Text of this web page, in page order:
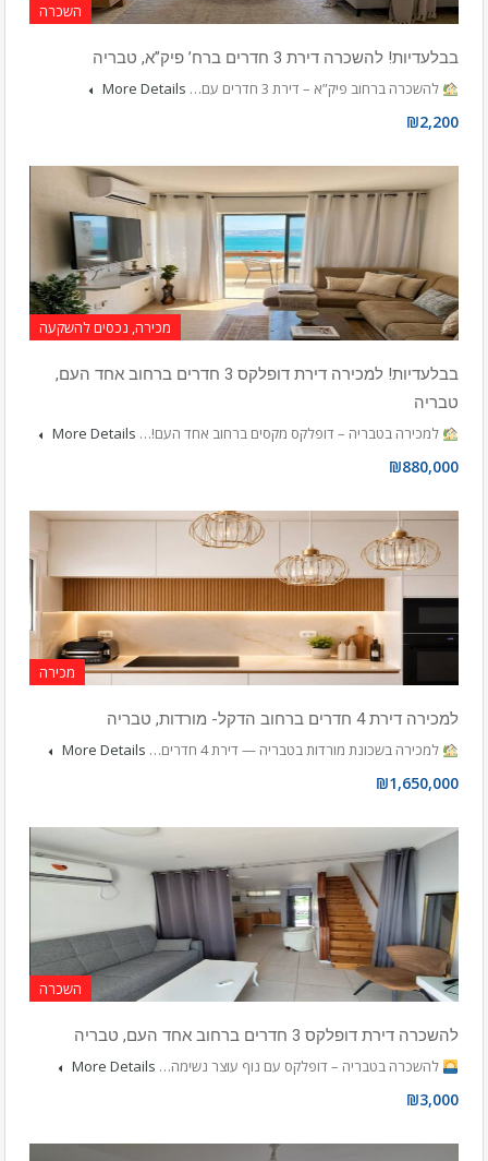
השכרה
בבלעדיות! להשכרה דירת 3 חדרים ברח’ פיק”א, טבריה
להשכרה ברחוב פיק”א – דירת 3 חדרים עם…
More Details
₪2,200
מכירה, נכסים להשקעה
בבלעדיות! למכירה דירת דופלקס 3 חדרים ברחוב אחד העם,
טבריה
למכירה בטבריה – דופלקס מקסים ברחוב אחד העם!… More Details
₪880,000
מכירה
למכירה דירת 4 חדרים ברחוב הדקל- מורדות, טבריה
למכירה בשכונת מורדות בטבריה — דירת 4 חדרים…
More Details
₪1,650,000
השכרה
להשכרה דירת דופלקס 3 חדרים ברחוב אחד העם, טבריה
להשכרה בטבריה – דופלקס עם נוף עוצר נשימה… More Details
₪3,000